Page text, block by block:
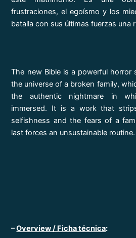
frustraciones, el egoísmo y los
batalla con sus últimas fuerzas una
The new Bible is a powerful horror
the universe of a broken family,
the authentic nightmare in
immersed. It is a work that
selfishness and the fears of a
last forces an unsustainable routine.
–Overview / Ficha técnica: